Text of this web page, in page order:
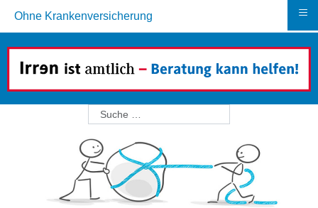
Ohne Krankenversicherung ≡